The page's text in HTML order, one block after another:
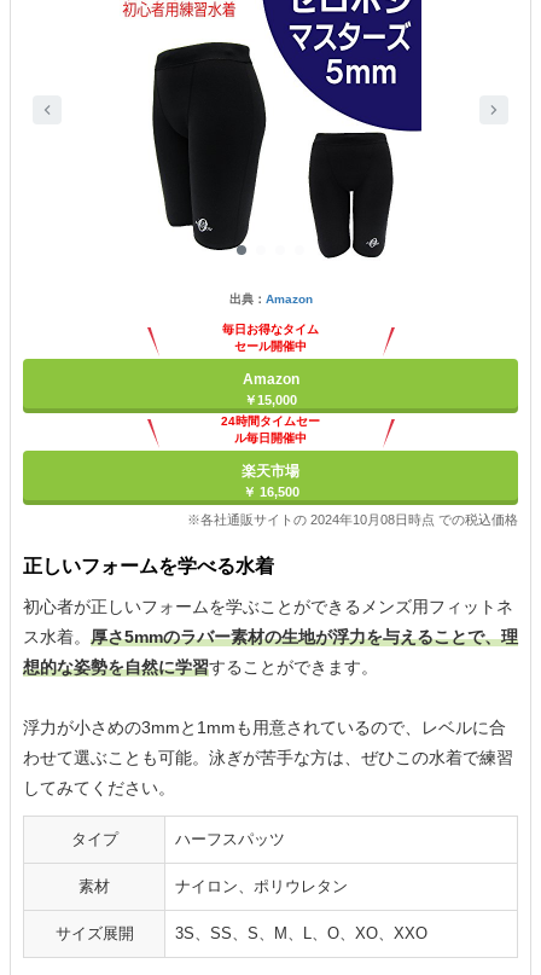
出典： Amazon
毎日お得なタイム
セール開催中
Amazon
￥15,000
24時間タイムセー
ル毎日開催中
楽天市場
￥ 16,500
※各社通販サイトの 2024年10月08日時点 での税込価格
正しいフォームを学べる水着
初心者が正しいフォームを学ぶことができるメンズ用フィットネ
ス水着。 厚さ5mmのラバー素材の生地が浮力を与えることで、理
想的な姿勢を自然に学習することができます。
浮力が小さめの3mmと1mmも用意されているので、レベルに合
わせて選ぶことも可能。泳ぎが苦手な方は、ぜひこの水着で練習
してみてください。
タイプ ハーフスパッツ
素材 ナイロン、ポリウレタン
サイズ展開 3S、SS、S、M、L、O、XO、XXO